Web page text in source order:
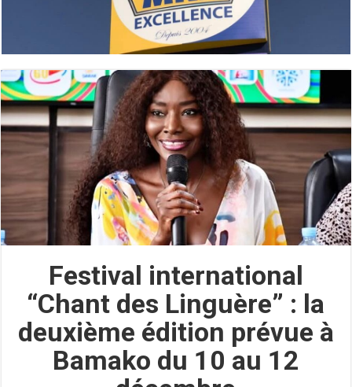
Festival international
“Chant des Linguère” : la
deuxième édition prévue à
Bamako du 10 au 12